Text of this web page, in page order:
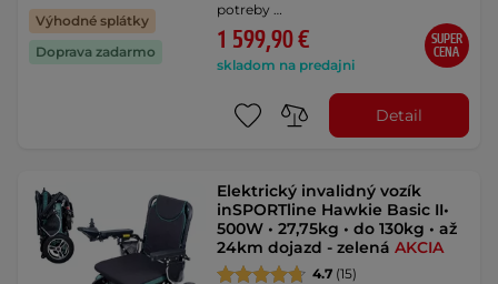
Výhodné splátky
Doprava zadarmo
potreby …
1 599,90 €
skladom na predajni
SUPER
CENA
Detail
Elektrický invalidný vozík
inSPORTline Hawkie Basic II•
500W • 27,75kg • do 130kg • až
24km dojazd - zelenáAKCIA
4.7 (15)